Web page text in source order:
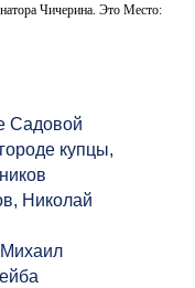
Чичерина. Это Место:
Садовой
купцы,
Николай